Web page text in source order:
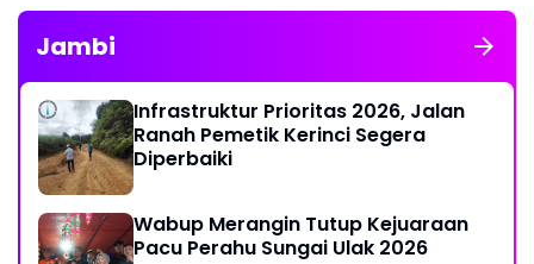
Jambi
Infrastruktur Prioritas 2026, Jalan
Ranah Pemetik Kerinci Segera
Diperbaiki
Wabup Merangin Tutup Kejuaraan
Pacu Perahu Sungai Ulak 2026